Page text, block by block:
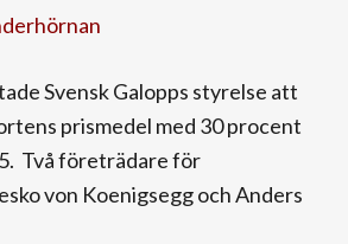
Svensk Galopps styrelse att
prismedel med 30 procent
Två företrädare för
von Koenigsegg och Anders